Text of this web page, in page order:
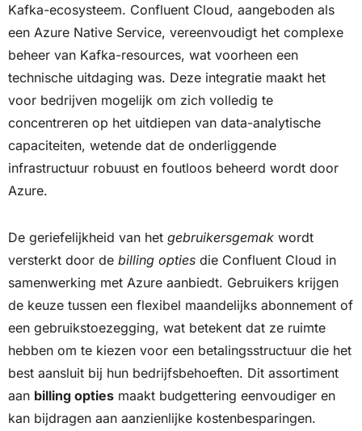
Kafka-ecosysteem. Confluent Cloud, aangeboden als
een Azure Native Service, vereenvoudigt het complexe
beheer van Kafka-resources, wat voorheen een
technische uitdaging was. Deze integratie maakt het
voor bedrijven mogelijk om zich volledig te
concentreren op het uitdiepen van data-analytische
capaciteiten, wetende dat de onderliggende
infrastructuur robuust en foutloos beheerd wordt door
Azure.
De geriefelijkheid van het gebruikersgemak wordt
versterkt door de billing opties die Confluent Cloud in
samenwerking met Azure aanbiedt. Gebruikers krijgen
de keuze tussen een flexibel maandelijks abonnement of
een gebruikstoezegging, wat betekent dat ze ruimte
hebben om te kiezen voor een betalingsstructuur die het
best aansluit bij hun bedrijfsbehoeften. Dit assortiment
aan billing opties maakt budgettering eenvoudiger en
kan bijdragen aan aanzienlijke kostenbesparingen.